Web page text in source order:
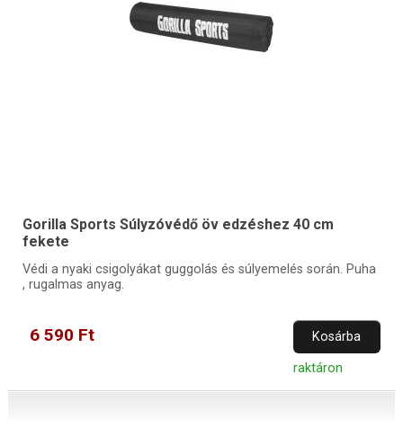
Gorilla Sports Súlyzóvédő öv edzéshez 40 cm
fekete
Védi a nyaki csigolyákat guggolás és súlyemelés során. Puha
, rugalmas anyag.
6 590 Ft Kosárba
raktáron